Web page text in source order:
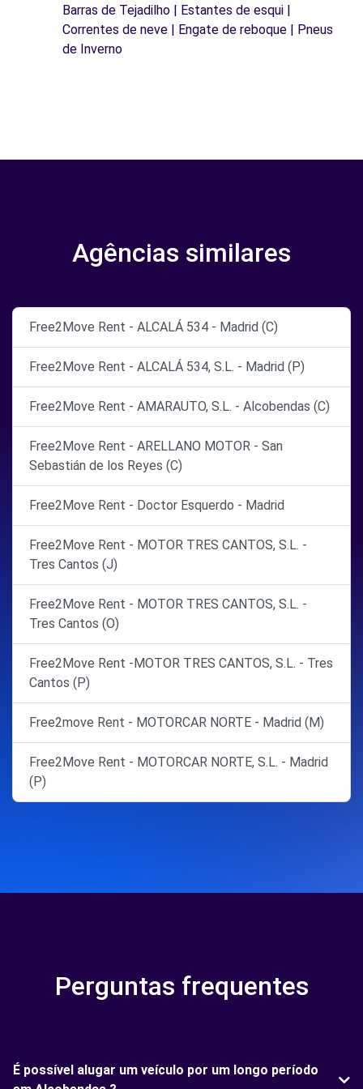
Barras de Tejadilho | Estantes de esqui |
Correntes de neve | Engate de reboque | Pneus
de Inverno
Agências similares
Free2Move Rent - ALCALÁ 534 - Madrid (C)
Free2Move Rent - ALCALÁ 534, S.L. - Madrid (P)
Free2Move Rent - AMARAUTO, S.L. - Alcobendas (C)
Free2Move Rent - ARELLANO MOTOR - San
Sebastián de los Reyes (C)
Free2Move Rent - Doctor Esquerdo - Madrid
Free2Move Rent - MOTOR TRES CANTOS, S.L. -
Tres Cantos (J)
Free2Move Rent - MOTOR TRES CANTOS, S.L. -
Tres Cantos (O)
Free2Move Rent -MOTOR TRES CANTOS, S.L. - Tres
Cantos (P)
Free2move Rent - MOTORCAR NORTE - Madrid (M)
Free2Move Rent - MOTORCAR NORTE, S.L. - Madrid
(P)
Perguntas frequentes
É possível alugar um veículo por um longo período